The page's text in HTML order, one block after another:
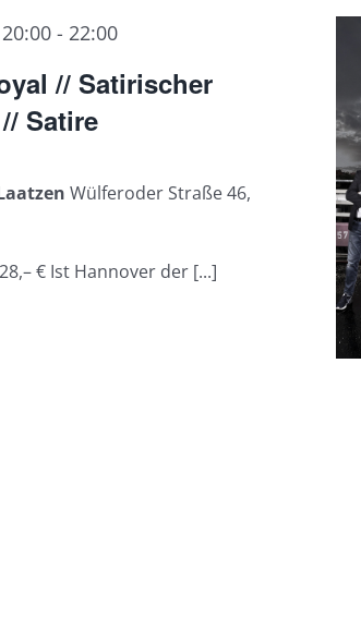
// Satirischer
Satire
- 22:00
Wülferoder Straße 46,
€ Ist Hannover der [...]